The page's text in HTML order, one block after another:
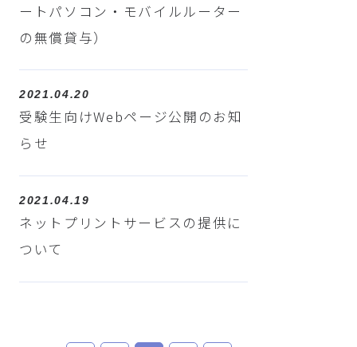
ートパソコン・モバイルルーター
の無償貸与）
2021.04.20
受験生向けWebページ公開のお知
らせ
2021.04.19
ネットプリントサービスの提供に
ついて